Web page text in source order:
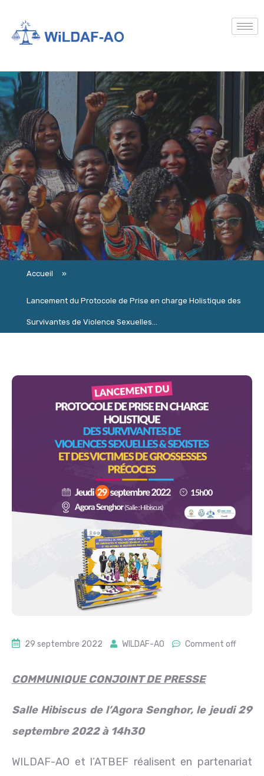
Accueil »
Lancement du Protocole de Prise en charge Holistique des
Survivantes de Violence Sexuelles...
29 septembre 2022 WILDAF-AO Comment off
COMMUNIQUE CONJOINT DE PRESSE
Salle Hibiscus de l’Agora Senghor, le jeudi 29
septembre 2022 à 14h30
WILDAF-AO et l’ATBEF réalisent en partenariat